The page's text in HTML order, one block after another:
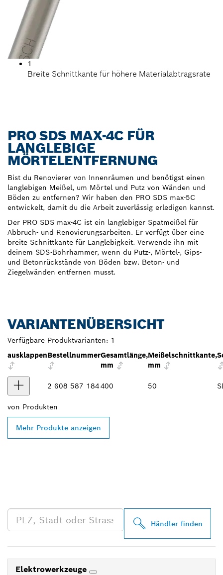
1
Breite Schnittkante für höhere Materialabtragsrate
PRO SDS MAX-4C FÜR
LANGLEBIGE
MÖRTELENTFERNUNG
Bist du Renovierer von Innenräumen und benötigst einen
langlebigen Meißel, um Mörtel und Putz von Wänden und
Böden zu entfernen? Wir haben den PRO SDS max-5C
entwickelt, damit du die Arbeit zuverlässig erledigen kannst.
Der PRO SDS max-4C ist ein langlebiger Spatmeißel für
Abbruch- und Renovierungsarbeiten. Er verfügt über eine
breite Schnittkante für Langlebigkeit. Verwende ihn mit
deinem SDS-Bohrhammer, wenn du Putz-, Mörtel-, Gips-
und Betonrückstände von Böden bzw. Beton- und
Ziegelwänden entfernen musst.
VARIANTENÜBERSICHT
Verfügbare Produktvarianten: 1
ausklappenBestellnummerGesamtlänge,
mm
Meißelschnittkante,
mm
2 608 587 184400 50
von Produkten
Mehr Produkte anzeigen
Händler finden
Elektrowerkzeuge